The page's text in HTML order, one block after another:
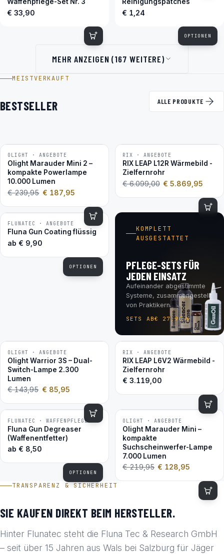
€ 33,90 € 1,24
OPTIONEN
MEHR ANZEIGEN (167 WEITERE)
MEISTVERKAUFT
BESTSELLER ALLE PRODUKTE
−22 %
OLIGHT · ANGEBOTE
Olight Marauder Mini 2 –
kompakte Powerlampe
10.000 Lumen
€239,95 € 187,95
−4 %
RIX · ANGEBOTE
RIX LEAP L12R Wärmebild -
Zielfernrohr
€6.099,00 € 5.869,95
BESTSELLER
FLUNATEC · ANGEBOTE
Fluna Gun Coating flüssig
ab € 9,90
OPTIONEN
KOMPLETT
AUSGESTATTET
PFLEGE-SETS FÜR
JEDEN EINSATZ
Aufeinander abgestimmte
Systeme, zusammengestellt
von Praktikern.
SETS AB€ 27,90
−40 %
OLIGHT · ANGEBOTE
Olight Warrior 3S – Dual-
Switch-Lampe 2.300
Lumen
€143,95 € 85,95
RIX · ANGEBOTE
RIX LEAP L6V2 Wärmebild -
Zielfernrohr
€ 3.119,00
BESTSELLER
FLUNATEC · WAFFENPFLEGE
Fluna Gun Degreaser
(Waffenentfetter)
ab € 8,50
OPTIONEN
−41 %
OLIGHT · ANGEBOTE
Olight Marauder Mini –
kompakte
Suchscheinwerfer-Lampe
7.000 Lumen
€219,95 € 128,95
TRANSPARENZ & SICHERHEIT
SIE KAUFEN DIREKT BEIM HERSTELLER.
Hinter Flunatec steht die Fluna Tec & Research GmbH
– seit über 15 Jahren aus Wals bei Salzburg für Jäger